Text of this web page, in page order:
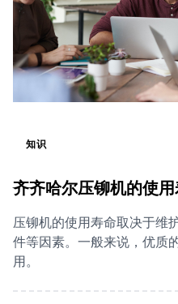
知识
齐齐哈尔压铆机的使
压铆机的使用寿命取决于维
件等因素。一般来说，优质
用。